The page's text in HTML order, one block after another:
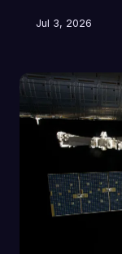
sélection de
Jul 3, 2026